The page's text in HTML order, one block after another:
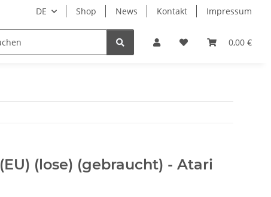
DE Shop News Kontakt Impressum
0,00 €
(lose) (gebraucht) - Atari